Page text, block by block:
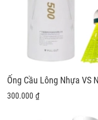
Ống Cầu Lông Nhựa VS
300.000 ₫